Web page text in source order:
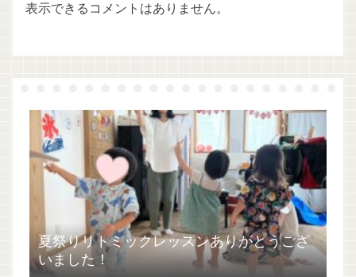
表示できるコメントはありません。
夏祭りリトミックレッスンありがとうござ
いました！